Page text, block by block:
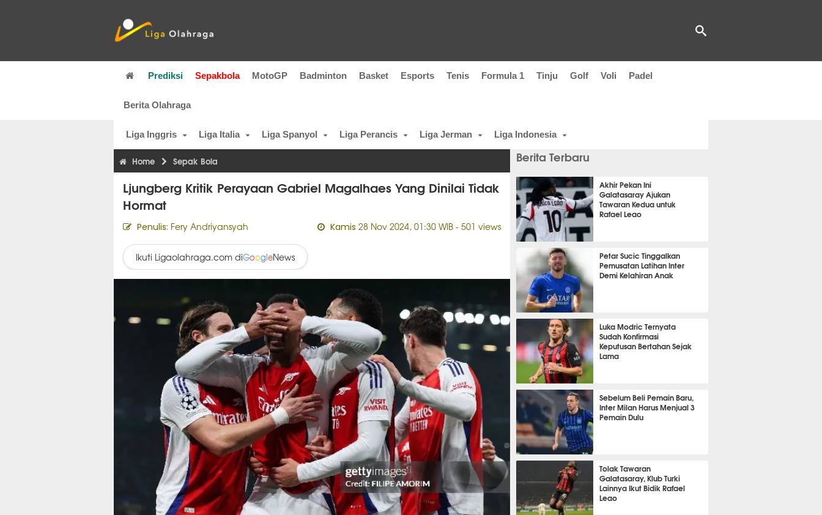
Prediksi Sepakbola MotoGP Badminton Basket Esports Tenis Formula 1 Tinju Golf Voli Padel
Berita Olahraga
Liga Inggris Liga Italia Liga Spanyol Liga Perancis Liga Jerman Liga Indonesia
Home Sepak Bola
Ljungberg Kritik Perayaan Gabriel Magalhaes Yang Dinilai Tidak
Hormat
Penulis: Fery Andriyansyah Kamis 28 Nov 2024, 01:30 WIB- 501 views
Ikuti Ligaolahraga.com diGoogleNews
Berita Terbaru
Akhir Pekan Ini
Galatasaray Ajukan
Tawaran Kedua untuk
Rafael Leao
1 menit 50 detik lalu
Petar Sucic Tinggalkan
Pemusatan Latihan Inter
Demi Kelahiran Anak
6 menit 28 detik lalu
Luka Modric Ternyata
Sudah Konfirmasi
Keputusan Bertahan Sejak
Lama
11 menit 58 detik lalu
Sebelum Beli Pemain Baru,
Inter Milan Harus Menjual 3
Pemain Dulu
22 menit 3 detik lalu
Tolak Tawaran
Galatasaray, Klub Turki
Lainnya Ikut Bidik Rafael
Leao